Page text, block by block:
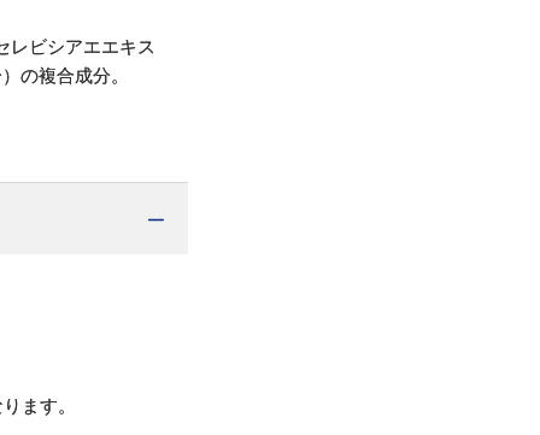
レビシアエエキス
の複合成分。
ます。